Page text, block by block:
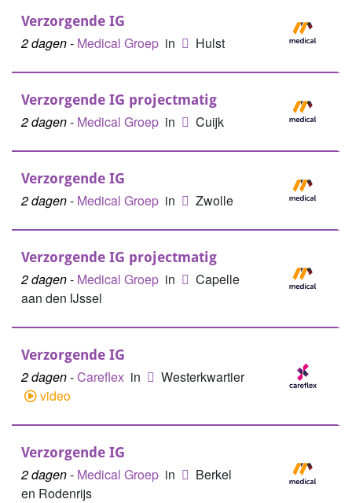
Verzorgende IG
2 dagen- Medical Groep in Hulst
Verzorgende IG projectmatig
2 dagen- Medical Groep in Cuijk
Verzorgende IG
2 dagen- Medical Groep in Zwolle
Verzorgende IG projectmatig
2 dagen- Medical Groep in
Capelle
aan den IJssel
Verzorgende IG
2 dagen-Careflex in
Westerkwartier
video
Verzorgende IG
2 dagen- Medical Groep in
Berkel
en Rodenrijs